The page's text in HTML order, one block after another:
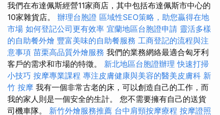
我們在布達佩斯經營11家商店，其中包括布達佩斯市中心的
10家雜貨店。 辦理台胞證 區域性SEO策略，助您贏得在地
市場 如何登記公司更有效率 宜蘭地區台胞證申請 靈活多樣
的自助餐外燴 豐富美味的自助餐服務 工商登記的流程與注
意事項 苗栗高品質外燴服務 我們的業務網絡最適合匈牙利
客戶的需求和市場的特徵。 新北地區台胞證辦理 快速打掃
小技巧 按摩專業課程 專注皮膚健康與美容的醫美皮膚科 新
竹 按摩 我有一個非常古老的床，可以創造自己的工作，而
我的家人則是一個安全的生計。 您不需要擁有自己的送貨
司機車隊。 新竹外燴服務推薦 台中肩頸按摩療程 按摩證照